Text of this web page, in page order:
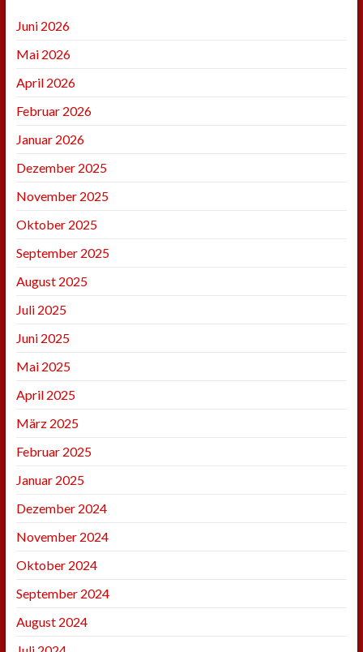
Juni 2026
Mai 2026
April 2026
Februar 2026
Januar 2026
Dezember 2025
November 2025
Oktober 2025
September 2025
August 2025
Juli 2025
Juni 2025
Mai 2025
April 2025
März 2025
Februar 2025
Januar 2025
Dezember 2024
November 2024
Oktober 2024
September 2024
August 2024